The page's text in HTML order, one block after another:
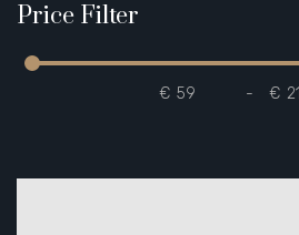
Price Filter
€ - €